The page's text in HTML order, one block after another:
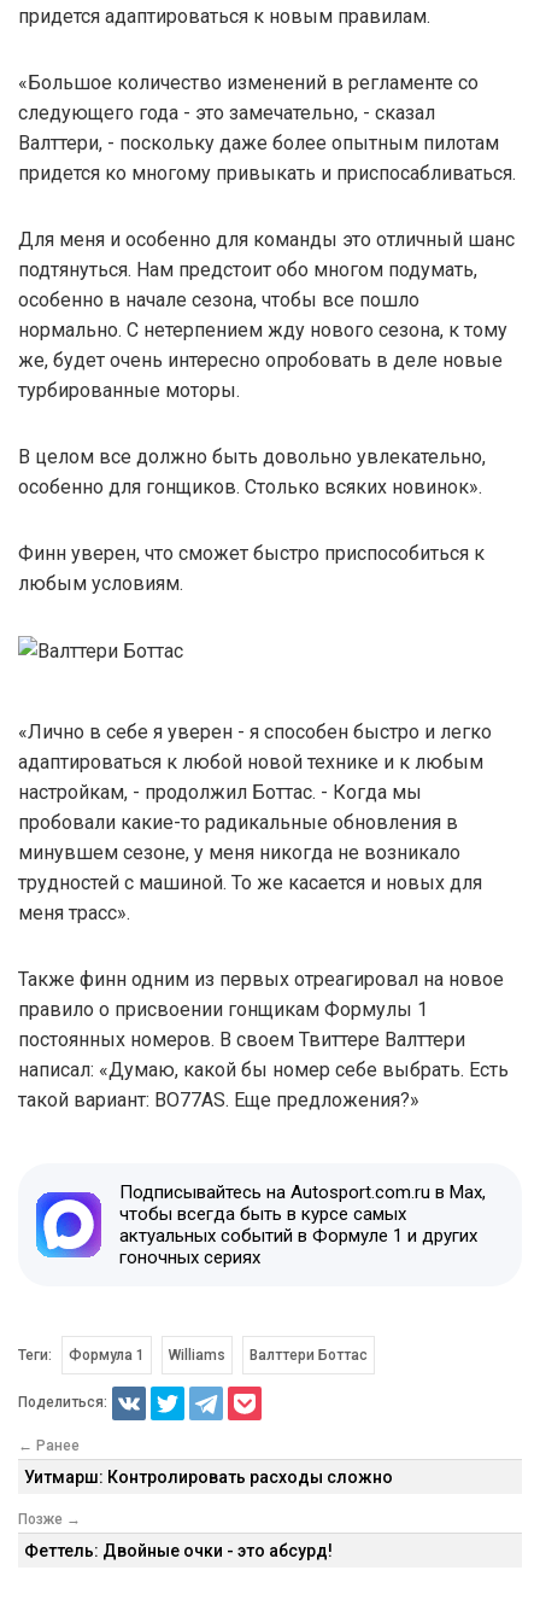
придется адаптироваться к новым правилам.
«Большое количество изменений в регламенте со
следующего года - это замечательно, - сказал
Валттери, - поскольку даже более опытным пилотам
придется ко многому привыкать и приспосабливаться.
Для меня и особенно для команды это отличный шанс
подтянуться. Нам предстоит обо многом подумать,
особенно в начале сезона, чтобы все пошло
нормально. С нетерпением жду нового сезона, к тому
же, будет очень интересно опробовать в деле новые
турбированные моторы.
В целом все должно быть довольно увлекательно,
особенно для гонщиков. Столько всяких новинок».
Финн уверен, что сможет быстро приспособиться к
любым условиям.
«Лично в себе я уверен - я способен быстро и легко
адаптироваться к любой новой технике и к любым
настройкам, - продолжил Боттас. - Когда мы
пробовали какие-то радикальные обновления в
минувшем сезоне, у меня никогда не возникало
трудностей с машиной. То же касается и новых для
меня трасс».
Также финн одним из первых отреагировал на новое
правило о присвоении гонщикам Формулы 1
постоянных номеров. В своем Твиттере Валттери
написал: «Думаю, какой бы номер себе выбрать. Есть
такой вариант: BO77AS. Еще предложения?»
Подписывайтесь на Autosport.com.ru в Max,
чтобы всегда быть в курсе самых
актуальных событий в Формуле 1 и других
гоночных сериях
Теги: Формула 1 Williams Валттери Боттас
Поделиться:
← Ранее
Уитмарш: Контролировать расходы сложно
Позже →
Феттель: Двойные очки - это абсурд!